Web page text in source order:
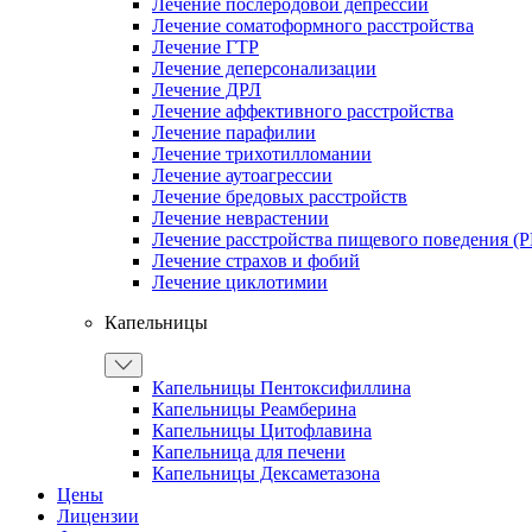
Лечение послеродовой депрессии
Лечение соматоформного расстройства
Лечение ГТР
Лечение деперсонализации
Лечение ДРЛ
Лечение аффективного расстройства
Лечение парафилии
Лечение трихотилломании
Лечение аутоагрессии
Лечение бредовых расстройств
Лечение неврастении
Лечение расстройства пищевого поведения
Лечение страхов и фобий
Лечение циклотимии
Капельницы
Капельницы Пентоксифиллина
Капельницы Реамберина
Капельницы Цитофлавина
Капельница для печени
Капельницы Дексаметазона
Цены
Лицензии